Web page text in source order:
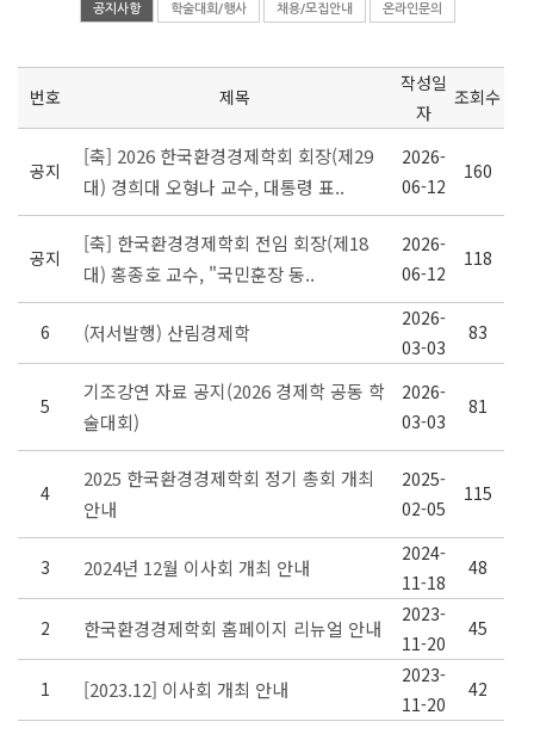
공지사항 학술대회/행사 채용/모집안내 온라인문의
번호 제목
작성일
자
조회수
공지
[축] 2026 한국환경경제학회 회장(제29
대) 경희대 오형나 교수, 대통령 표..
2026-
06-12
160
공지
[축] 한국환경경제학회 전임 회장(제18
대) 홍종호 교수, "국민훈장 동..
2026-
06-12
118
6 (저서발행) 산림경제학
2026-
03-03
83
5
기조강연 자료 공지(2026 경제학 공동 학
술대회)
2026-
03-03
81
4
2025 한국환경경제학회 정기 총회 개최
안내
2025-
02-05
115
3 2024년 12월 이사회 개최 안내
2024-
11-18
48
2 한국환경경제학회 홈페이지 리뉴얼 안내
2023-
11-20
45
1 [2023.12] 이사회 개최 안내
2023-
11-20
42